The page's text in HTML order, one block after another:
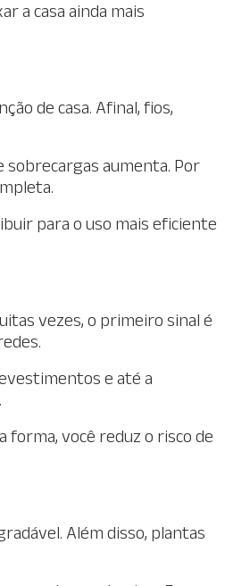
a casa ainda mais
de casa. Afinal, fios,
sobrecargas aumenta. Por
para o uso mais eficiente
vezes, o primeiro sinal é
e até a
você reduz o risco de
Além disso, plantas